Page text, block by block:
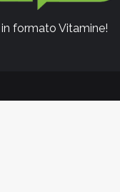
formato Vitamine!